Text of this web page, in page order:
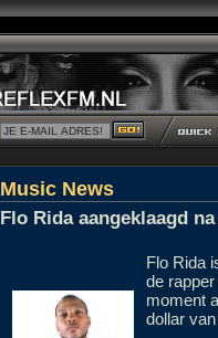
Music News
Flo Rida aangeklaagd
Flo Rida
de
moment
dollar